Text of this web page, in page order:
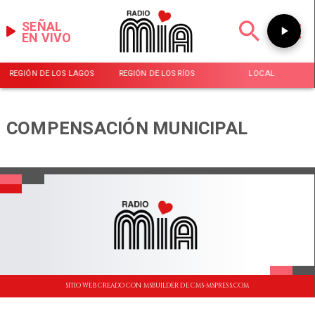
EN VIVO
SEÑAL
REGIÓN DE LOS LAGOS REGIÓN DE LOS RÍOS LOCAL
COMPENSACIÓN MUNICIPAL
SITIO WEB CREADO CON MSBUILDER DE CMS-MSPRESS.COM